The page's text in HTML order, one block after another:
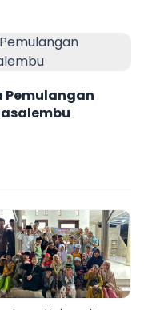
Pemulangan